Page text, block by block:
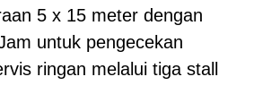
5 x 15 meter dengan
untuk pengecekan
ringan melalui tiga stall